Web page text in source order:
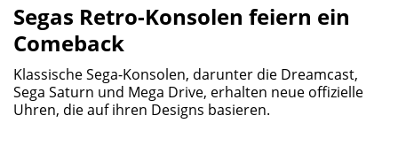
Segas Retro-Konsolen feiern ein
Comeback
Klassische Sega-Konsolen, darunter die Dreamcast,
Sega Saturn und Mega Drive, erhalten neue offizielle
Uhren, die auf ihren Designs basieren.